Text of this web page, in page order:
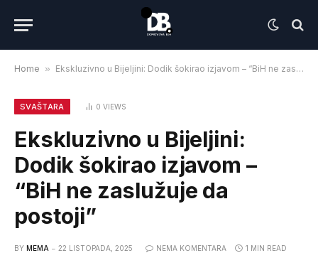
Home » Ekskluzivno u Bijeljini: Dodik šokirao izjavom – “BiH ne zaslužuje da postoji”
SVAŠTARA 0 VIEWS
Ekskluzivno u Bijeljini:
Dodik šokirao izjavom –
“BiH ne zaslužuje da
postoji”
BY MEMA 22 LISTOPADA, 2025 NEMA KOMENTARA 1 MIN READ